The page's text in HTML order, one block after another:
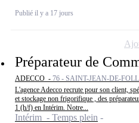
Publié il y a 17 jours
Préparateur de
ADECCO - 76 - SAINT-JEAN-DE-
L'agence Adecco recrute pour son client,
et stockage non frigorifique , des
1 (h/f) en Intérim. Notre...
Intérim - Temps plein